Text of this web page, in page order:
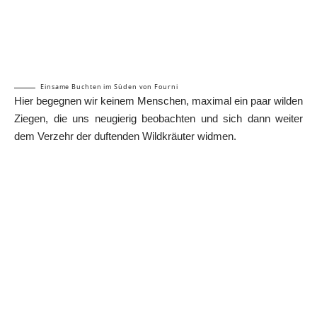
Einsame Buchten im Süden von Fourni
Hier begegnen wir keinem Menschen, maximal ein paar wilden
Ziegen, die uns neugierig beobachten und sich dann weiter
dem Verzehr der duftenden Wildkräuter widmen.